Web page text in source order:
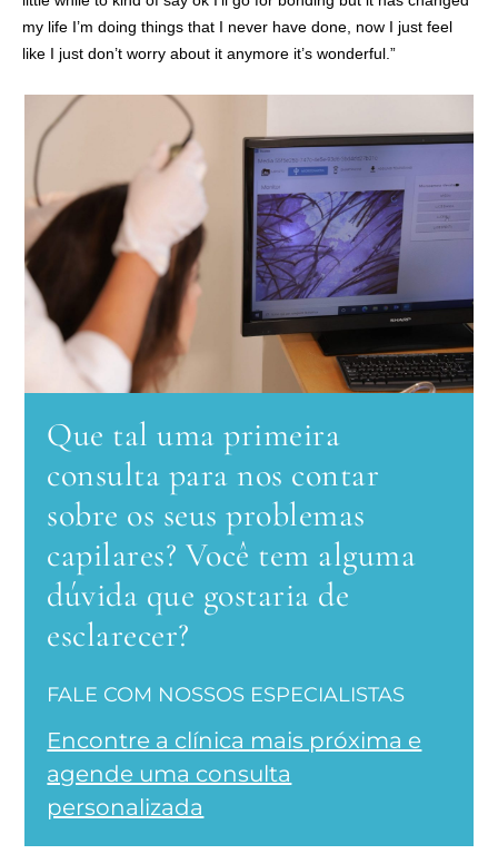
my life I’m doing things that I never have done, now I just feel
like I just don’t worry about it anymore it’s wonderful.”
Que tal uma primeira
consulta para nos contar
sobre os seus problemas
capilares? Você tem alguma
dúvida que gostaria de
esclarecer?
FALE COM NOSSOS ESPECIALISTAS
Encontre a clínica mais próxima e
agende uma consulta
personalizada